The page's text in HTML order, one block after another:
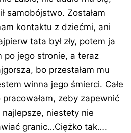
samobójstwo. Zostałam
kontaktu z dziećmi, ani
tata był zły, potem ja
po jego stronie, a teraz
bo przestałam mu
winna jego śmierci. Całe
pracowałam, zeby zapewnić
niestety nie
granic…Ciężko tak….